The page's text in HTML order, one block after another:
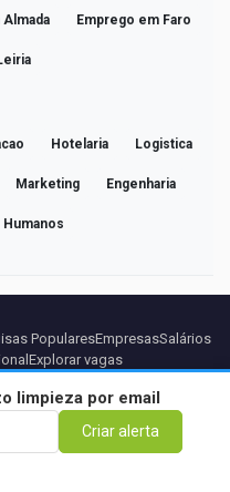
Emprego em Faro
Hotelaria Logistica
Marketing Engenharia
limpiezapor email
Criar alerta
PopularesEmpresasSalários
Explorar vagas
TermosTermos Premium
Contato
- ID ESB84471838